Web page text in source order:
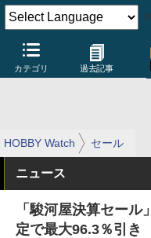
カテゴリ 過去記事
HOBBY Watch セール
ニュース
「駿河屋決算セー
定で最大96.3％引き